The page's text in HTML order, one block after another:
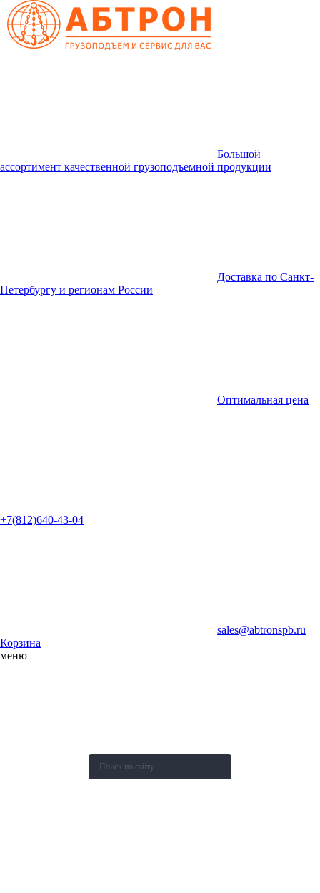
Большой
ассортимент качественной грузоподъемной продукции
Доставка по Санкт-
Петербургу и регионам России
Оптимальная цена
+7(812)640-43-04
sales@abtronspb.ru
Корзина
меню